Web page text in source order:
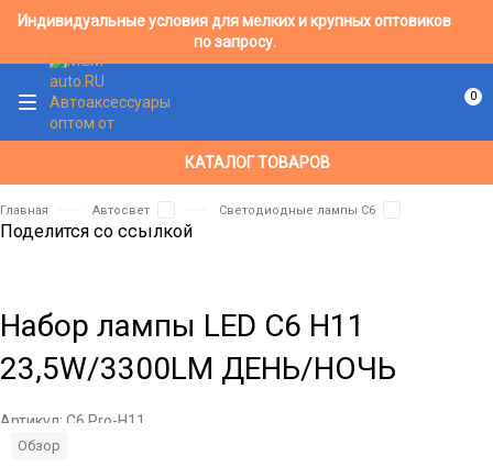
Индивидуальные условия для мелких и крупных оптовиков
по запросу.
КАТАЛОГ ТОВАРОВ
0
Главная Автосвет Светодиодные лампы C6
Поделится со ссылкой
Набор лампы LED C6 H11
23,5W/3300LM ДЕНЬ/НОЧЬ
Артикул: C6 Pro-H11
Обзор